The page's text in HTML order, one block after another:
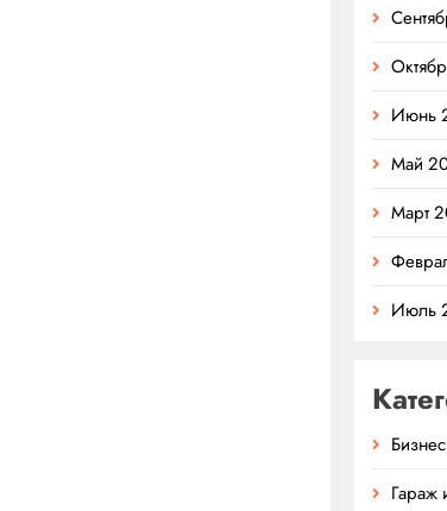
Июнь
Май
Март
Июль
Гараж